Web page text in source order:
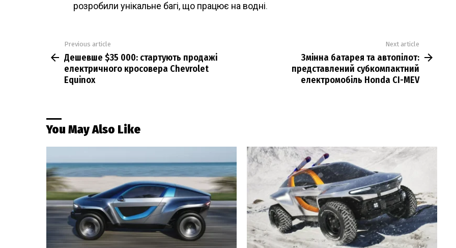
розробили унікальне багі, що працює на водні.
more
Previous article
Дешевше $35 000: стартують продажі
електричного кросовера Chevrolet
Equinox
Next article
Змінна батарея та автопілот:
представлений субкомпактний
електромобіль Honda CI-MEV
You May Also Like